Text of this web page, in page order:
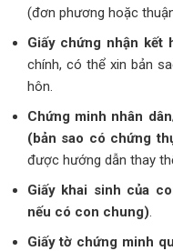
(đơn phương hoặc
Giấy chứng nhận kết
chính, có thể xin bản
hôn.
Chứng minh nhân
(bản sao có chứng
được hướng dẫn thay
Giấy khai sinh của
nếu có con chung).
Giấy tờ chứng minh